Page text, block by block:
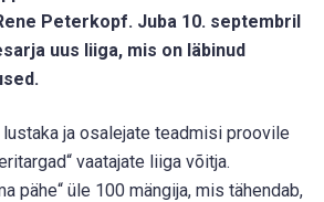
Peterkopf. Juba 10. septembril
uus liiga, mis on läbinud
lustaka ja osalejate teadmisi proovile
vaatajate liiga võitja.
pähe“ üle 100 mängija, mis tähendab,